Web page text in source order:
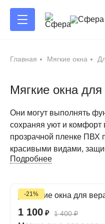
Главная Мягкие окна
Мягкие окна
Они могут выполнять
сохраняя уют и
прозрачной пленке ПВХ
красивыми видами,
Подробнее
функциональность в
-21%
1 100 ₽ 1 400₽